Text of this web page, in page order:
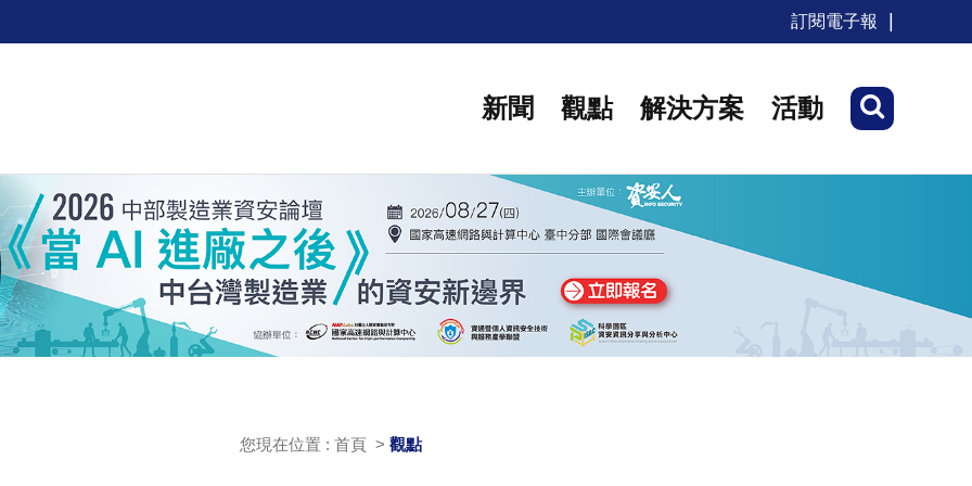
訂閱電子報
新聞 觀點 解決方案 活動
您現在位置 : 首頁 > 觀點